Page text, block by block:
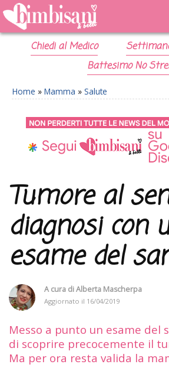
Chiedi al Medico
Battesimo No
Home » Mamma » Salute
Tumore al
diagnosi con
esame del
A cura diAlberta Mascherpa
Aggiornato il 16/04/2019
Messo a punto un esame del
di scoprire precocemente il
Ma per ora resta valida la